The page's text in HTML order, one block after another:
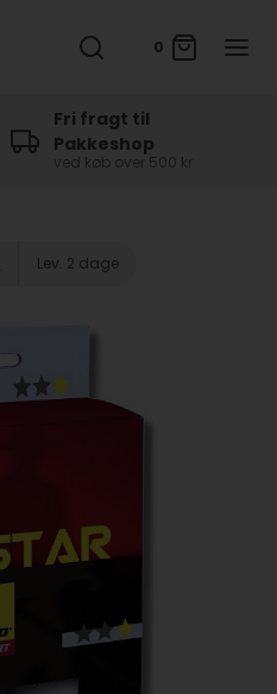
0
Fri fragt til
Pakkeshop
ved køb over 500 kr
Lev. 2 dage